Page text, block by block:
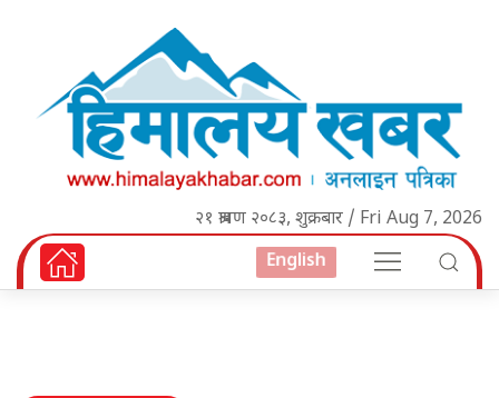
२१ श्रावण २०८३, शुक्रबार / Fri Aug 7, 2026
English